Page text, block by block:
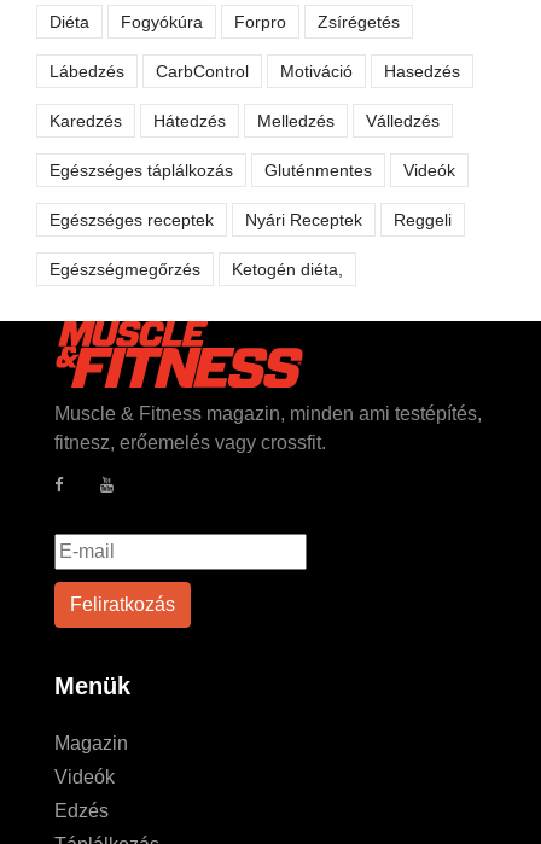
Diéta Fogyókúra Forpro Zsírégetés
Lábedzés CarbControl Motiváció Hasedzés
Karedzés Hátedzés Melledzés Válledzés
Egészséges táplálkozás Gluténmentes Videók
Egészséges receptek Nyári Receptek Reggeli
Egészségmegőrzés Ketogén diéta,
Muscle & Fitness magazin, minden ami testépítés,
fitnesz, erőemelés vagy crossfit.
Menük
Magazin
Videók
Edzés